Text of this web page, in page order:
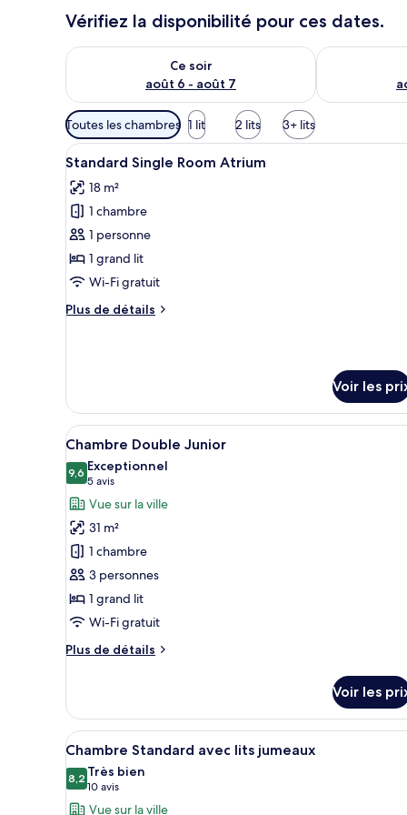
Vérifiez la disponibilité pour ces dates.
Ce soir
août 6 - août 7
Vérifier la disponibilité pour ce soir août 6 - août 7
Vérifier la
Filtres
disponibles
pour
les
chambres
Toutes les chambres 1 lit 2 lits 3+ lits
Afficher
toutes
les
photos
pour
ce
type
chambre :
Atrium
Une chambre d’hôtel avec
10
Standard Single Room Atrium
18 m²
1 chambre
1 personne
1 grand lit
Wi-Fi gratuit
Plus de détails
Plus
de
chambre
Standard
Room
Atrium
Voir les
Afficher
toutes
les
photos
pour
ce
type
de
chambre :
Chambre
Double
Une chambre d’hôtel
13
Chambre Double Junior
9,69,6 sur 10
Exceptionnel
5 avis
(5 avis)
Vue sur la ville
31 m²
1 chambre
3 personnes
1 grand lit
Wi-Fi gratuit
Plus de détails
Plus
le
type
de
chambre
Chambre
Double
Voir les
Afficher
toutes
les
photos
Une chambre d’hôtel avec
9
Chambre Standard avec lits jumeaux
8,28,2 sur 10
Très bien
10 avis
(10 avis)
Vue sur la ville